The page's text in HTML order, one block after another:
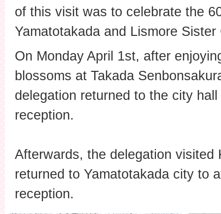
of this visit was to celebrate the
Yamatotakada and Lismore
On Monday April 1st, after
blossoms at Takada
delegation returned to the city
reception.
Afterwards, the delegation visited
returned to Yamatotakada city to
reception.